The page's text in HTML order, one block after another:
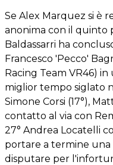
Se Alex Marquez si è
anonima con il quinto
Baldassarri ha
Francesco 'Pecco'
Racing Team VR46)
miglior tempo siglato
Simone Corsi (17°),
contatto al via con
27° Andrea Locatelli
portare a termine
disputare per